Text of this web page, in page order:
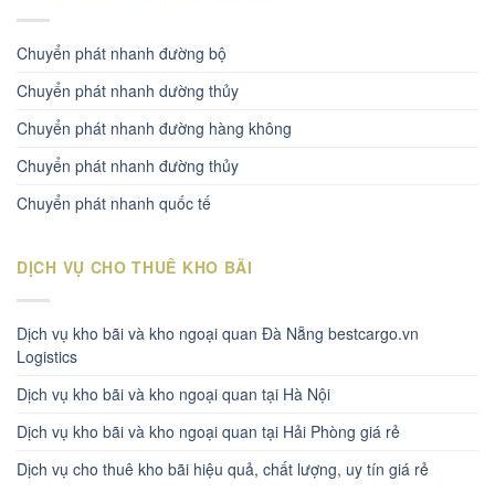
Chuyển phát nhanh đường bộ
Chuyển phát nhanh dường thủy
Chuyển phát nhanh đường hàng không
Chuyển phát nhanh đường thủy
Chuyển phát nhanh quốc tế
DỊCH VỤ CHO THUÊ KHO BÃI
Dịch vụ kho bãi và kho ngoại quan Đà Nẵng bestcargo.vn
Logistics
Dịch vụ kho bãi và kho ngoại quan tại Hà Nội
Dịch vụ kho bãi và kho ngoại quan tại Hải Phòng giá rẻ
Dịch vụ cho thuê kho bãi hiệu quả, chất lượng, uy tín giá rẻ